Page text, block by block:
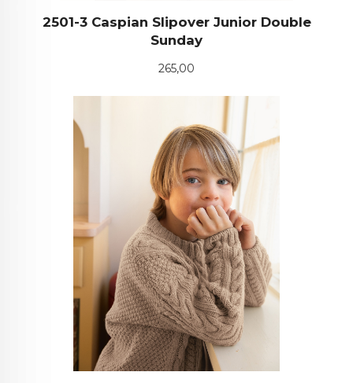
2501-3 Caspian Slipover Junior Double
Sunday
Pris
265,00